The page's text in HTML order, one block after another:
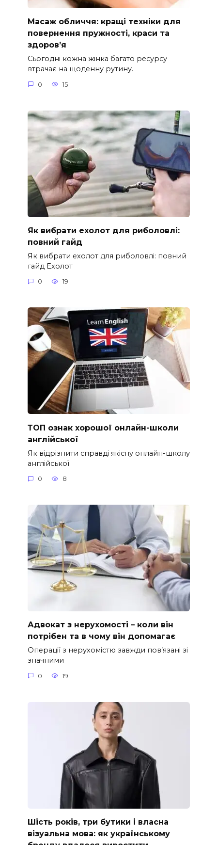
Масаж обличчя: кращі техніки для
повернення пружності, краси та
здоров’я
Сьогодні кожна жінка багато ресурсу
втрачає на щоденну рутину.
0 15
Як вибрати ехолот для риболовлі:
повний гайд
Як вибрати ехолот для риболовлі: повний
гайд Ехолот
0 19
ТОП ознак хорошої онлайн-школи
англійської
Як відрізнити справді якісну онлайн-школу
англійської
0 8
Адвокат з нерухомості – коли він
потрібен та в чому він допомагає
Операції з нерухомістю завжди пов’язані зі
значними
0 19
Шість років, три бутики і власна
візуальна мова: як українському